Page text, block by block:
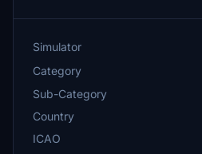
Simulator
Category
Sub-Category
Country
ICAO